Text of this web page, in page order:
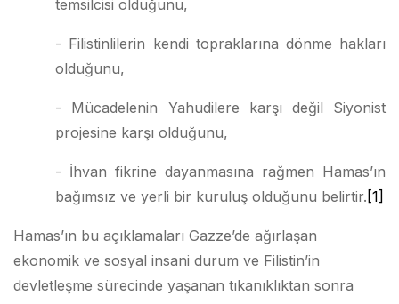
temsilcisi olduğunu,
- Filistinlilerin kendi topraklarına dönme hakları
olduğunu,
- Mücadelenin Yahudilere karşı değil Siyonist
projesine karşı olduğunu,
- İhvan fikrine dayanmasına rağmen Hamas’ın
bağımsız ve yerli bir kuruluş olduğunu belirtir. [1]
Hamas’ın bu açıklamaları Gazze’de ağırlaşan
ekonomik ve sosyal insani durum ve Filistin’in
devletleşme sürecinde yaşanan tıkanıklıktan sonra